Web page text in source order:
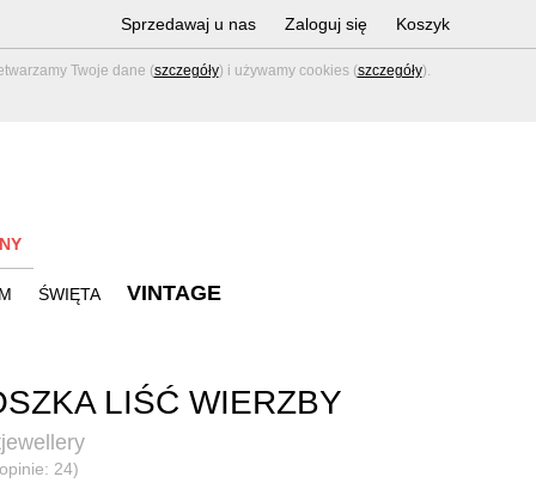
Twoje dane (szczegóły) i używamy cookies (szczegóły).
Sprzedawaj u nas Zaloguj się Koszyk
ŚWIĘTA VINTAGE
LIŚĆ WIERZBY
24)